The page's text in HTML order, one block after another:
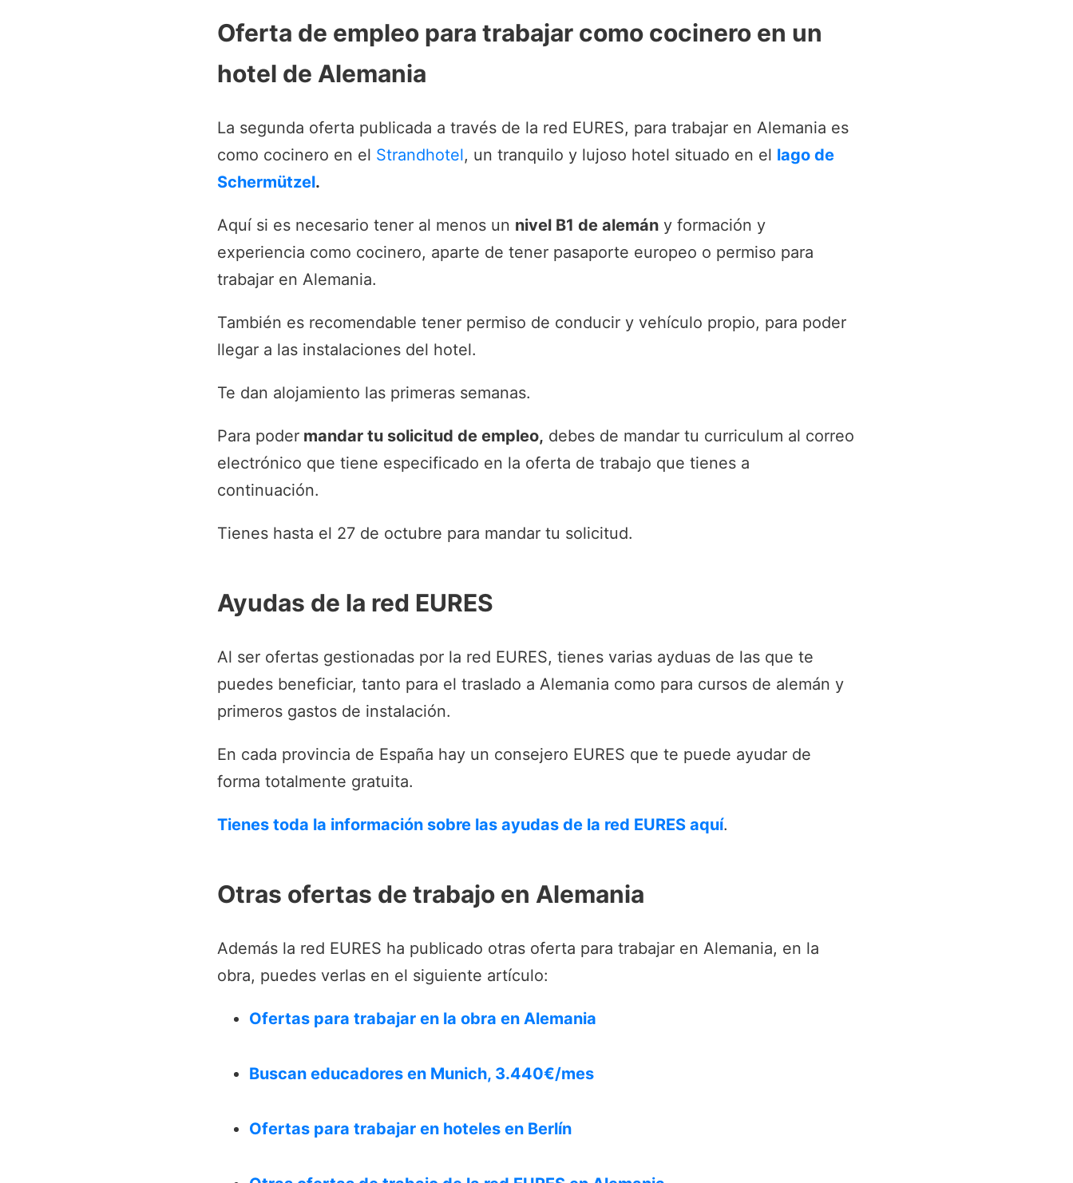
Oferta de empleo para trabajar como cocinero en un
hotel de Alemania
La segunda oferta publicada a través de la red EURES, para trabajar en Alemania es
como cocinero en el Strandhotel, un tranquilo y lujoso hotel situado en el lago de
Schermützel.
Aquí si es necesario tener al menos un nivel B1 de alemán y formación y
experiencia como cocinero, aparte de tener pasaporte europeo o permiso para
trabajar en Alemania.
También es recomendable tener permiso de conducir y vehículo propio, para poder
llegar a las instalaciones del hotel.
Te dan alojamiento las primeras semanas.
Para poder mandar tu solicitud de empleo, debes de mandar tu curriculum al correo
electrónico que tiene especificado en la oferta de trabajo que tienes a
continuación.
Tienes hasta el 27 de octubre para mandar tu solicitud.
Ayudas de la red EURES
Al ser ofertas gestionadas por la red EURES, tienes varias ayduas de las que te
puedes beneficiar, tanto para el traslado a Alemania como para cursos de alemán y
primeros gastos de instalación.
En cada provincia de España hay un consejero EURES que te puede ayudar de
forma totalmente gratuita.
Tienes toda la información sobre las ayudas de la red EURES aquí.
Otras ofertas de trabajo en Alemania
Además la red EURES ha publicado otras oferta para trabajar en Alemania, en la
obra, puedes verlas en el siguiente artículo:
Ofertas para trabajar en la obra en Alemania
Buscan educadores en Munich, 3.440€/mes
Ofertas para trabajar en hoteles en Berlín